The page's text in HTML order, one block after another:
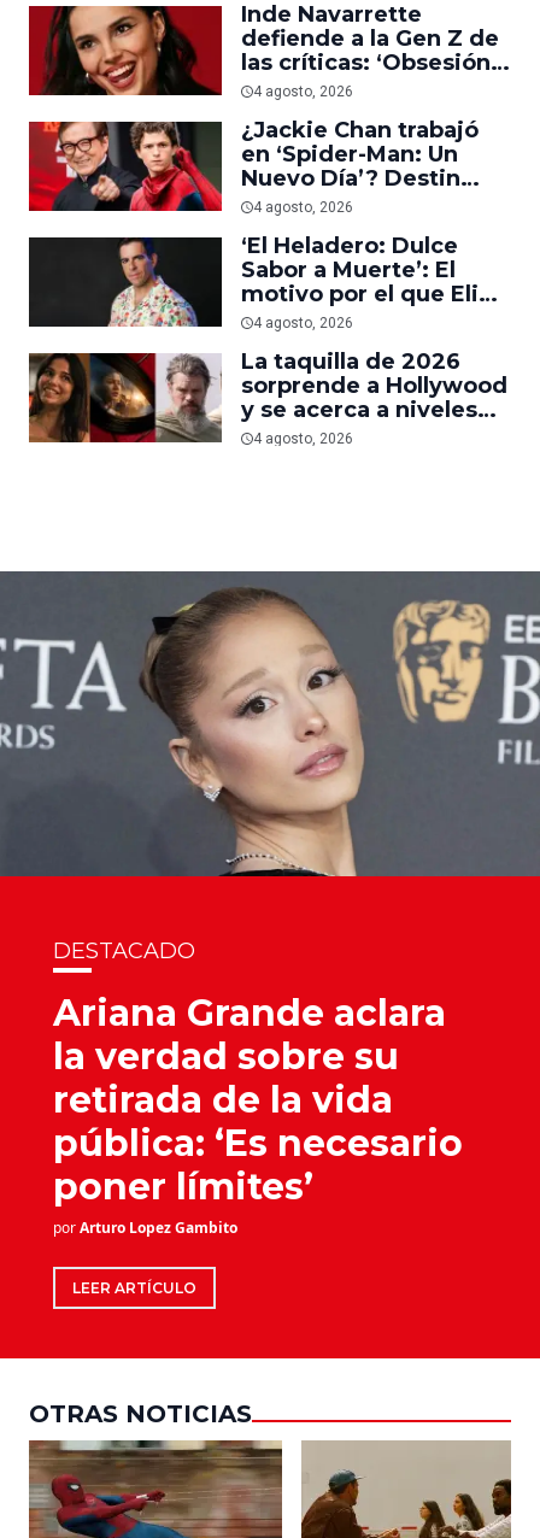
Inde Navarrette
defiende a la Gen Z de
las críticas: ‘Obsesión
es prueba de que los
4 agosto, 2026
¿Jackie Chan trabajó
en ‘Spider-Man: Un
Nuevo Día’? Destin
Daniel Cretton aclara el
4 agosto, 2026
‘El Heladero: Dulce
Sabor a Muerte’: El
motivo por el que Eli
Roth se hartó de los
Hollywood e hizo su
nueva película gore
4 agosto, 2026
La taquilla de 2026
sorprende a Hollywood
y se acerca a niveles
anteriores a la
4 agosto, 2026
DESTACADO
Ariana Grande aclara
la verdad sobre su
retirada de la vida
pública: ‘Es necesario
poner límites’
porArturo Lopez Gambito
LEER ARTÍCULO
OTRAS NOTICIAS